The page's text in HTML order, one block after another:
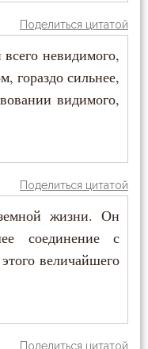
Поделиться цитатой
невидимого,
гораздо сильнее,
видимого,
Поделиться цитатой
жизни. Он
соединение с
величайшего
Поделиться цитатой